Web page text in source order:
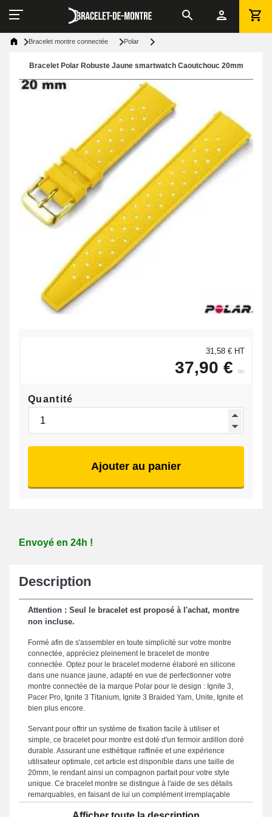
Bracelet montre connectée Polar
Bracelet Polar Robuste Jaune smartwatch Caoutchouc 20mm
31,58 € HT
37,90 € ttc
Quantité
Ajouter au panier
Envoyé en 24h !
Description
Attention : Seul le bracelet est proposé à l'achat, montre
non incluse.
Formé afin de s'assembler en toute simplicité sur votre montre
connectée, appréciez pleinement le bracelet de montre
connectée. Optez pour le bracelet moderne élaboré en silicone
dans une nuance jaune, adapté en vue de perfectionner votre
montre connectée de la marque Polar pour le design : Ignite 3,
Pacer Pro, Ignite 3 Titanium, Ignite 3 Braided Yarn, Unite, Ignite et
bien plus encore.
Servant pour offrir un système de fixation facile à utiliser et
simple, ce bracelet pour montre est doté d'un fermoir ardillon doré
durable. Assurant une esthétique raffinée et une expérience
utilisateur optimale, cet article est disponible dans une taille de
20mm, le rendant ainsi un compagnon parfait pour votre style
unique. Ce bracelet montre se distingue à l'aide de ses détails
remarquables, en faisant de lui un complément irremplaçable